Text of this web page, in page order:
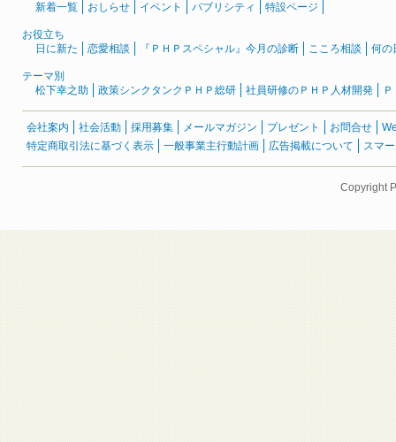
新着一覧
おしらせ イベント パブリシティ 特設ページ
お役立ち
日に新た
恋愛相談 『ＰＨＰスペシャル』今月の診断 こころ相談 何の
テーマ別
松下幸之助
政策シンクタンクＰＨＰ総研 社員研修のＰＨＰ人材開発
会社案内 社会活動 採用募集 メールマガジン プレゼント お問合せ
特定商取引法に基づく表示
一般事業主行動計画 広告掲載について スマ
Copyright